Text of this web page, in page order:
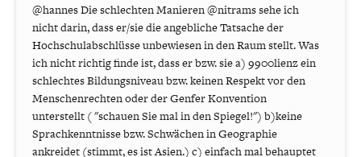
@hannes Die schlechten Manieren @nitrams sehe ich
nicht darin, dass er/sie die angebliche Tatsache der
Hochschulabschlüsse unbewiesen in den Raum stellt. Was
ich nicht richtig finde ist, dass er bzw. sie a) 9900lienz ein
schlechtes Bildungsniveau bzw. keinen Respekt vor den
Menschenrechten oder der Genfer Konvention
unterstellt ( "schauen Sie mal in den Spiegel!") b)keine
Sprachkenntnisse bzw. Schwächen in Geographie
ankreidet (stimmt, es ist Asien.) c) einfach mal behauptet